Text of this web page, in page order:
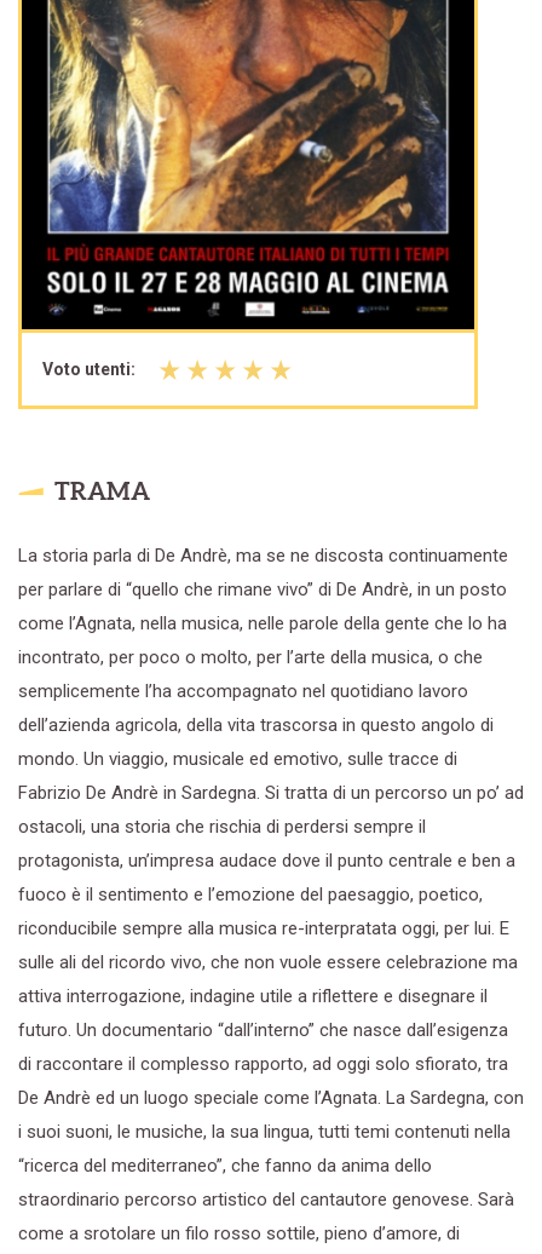
Voto utenti:
TRAMA
La storia parla di De Andrè, ma se ne discosta continuamente
per parlare di “quello che rimane vivo” di De Andrè, in un posto
come l’Agnata, nella musica, nelle parole della gente che lo ha
incontrato, per poco o molto, per l’arte della musica, o che
semplicemente l’ha accompagnato nel quotidiano lavoro
dell’azienda agricola, della vita trascorsa in questo angolo di
mondo. Un viaggio, musicale ed emotivo, sulle tracce di
Fabrizio De Andrè in Sardegna. Si tratta di un percorso un po’ ad
ostacoli, una storia che rischia di perdersi sempre il
protagonista, un’impresa audace dove il punto centrale e ben a
fuoco è il sentimento e l’emozione del paesaggio, poetico,
riconducibile sempre alla musica re-interpratata oggi, per lui. E
sulle ali del ricordo vivo, che non vuole essere celebrazione ma
attiva interrogazione, indagine utile a riflettere e disegnare il
futuro. Un documentario “dall’interno” che nasce dall’esigenza
di raccontare il complesso rapporto, ad oggi solo sfiorato, tra
De Andrè ed un luogo speciale come l’Agnata. La Sardegna, con
i suoi suoni, le musiche, la sua lingua, tutti temi contenuti nella
“ricerca del mediterraneo”, che fanno da anima dello
straordinario percorso artistico del cantautore genovese. Sarà
come a srotolare un filo rosso sottile, pieno d’amore, di